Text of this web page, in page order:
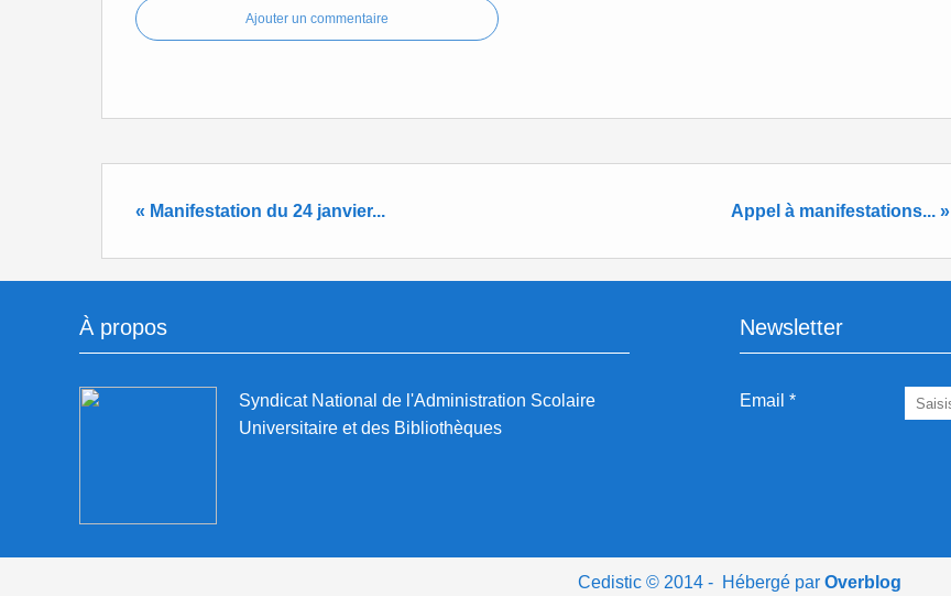
Ajouter un commentaire
« Manifestation du 24 janvier... Appel à manifestations... »
À propos
Syndicat National de l'Administration Scolaire
Universitaire et des Bibliothèques
Newsletter
Email
Cedistic © 2014 - Hébergé par Overblog